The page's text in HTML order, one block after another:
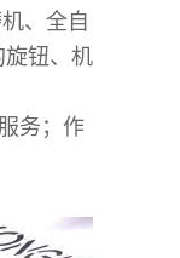
、全自
旋钮、机
务；作